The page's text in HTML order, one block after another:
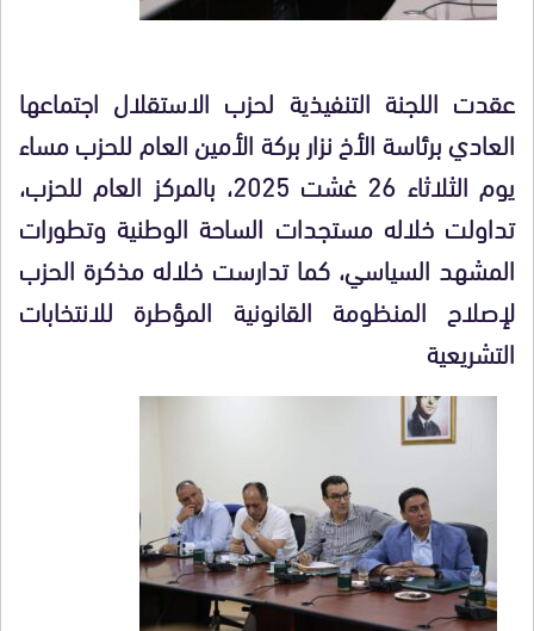
عقدت اللجنة التنفيذية لحزب الاستقلال اجتماعها
العادي برئاسة الأخ نزار بركة الأمين العام للحزب مساء
يوم الثلاثاء 26 غشت 2025، بالمركز العام للحزب،
تداولت خلاله مستجدات الساحة الوطنية وتطورات
المشهد السياسي، كما تدارست خلاله مذكرة الحزب
لإصلاح المنظومة القانونية المؤطرة للانتخابات
التشريعية